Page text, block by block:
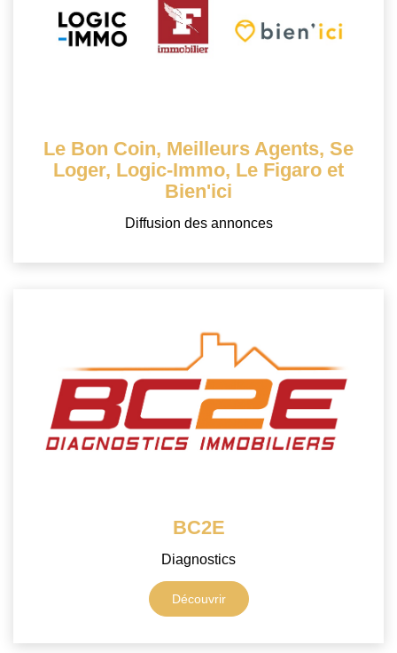
Appartements
Terrains À Bâtir
Acheter
VENDRE
NOS CLIENTS
Nos Prestations
Avis Clients
Le Bon Coin, Meilleurs Agents, Se
Loger, Logic-Immo, Le Figaro et
Bien'ici
Diffusion des annonces
BC2E
Diagnostics
Découvrir